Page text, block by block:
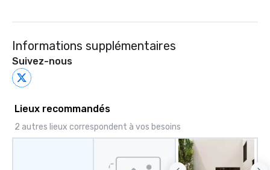
Informations supplémentaires
Suivez-nous
Lieux recommandés
2 autres lieux correspondent à vos besoins